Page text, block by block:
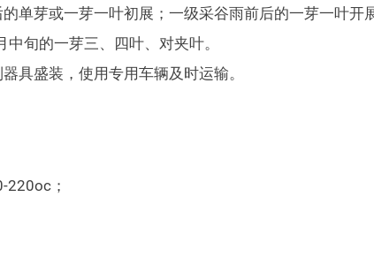
单芽或一芽一叶初展；一级采谷雨前后的一芽一叶开
旬的一芽三、四叶、对夹叶。
具盛装，使用专用车辆及时运输。
220oc；